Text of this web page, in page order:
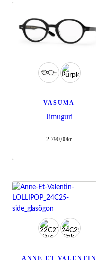
VASUMA
Jimuguri
2 790,00kr
ANNE ET VALENTIN